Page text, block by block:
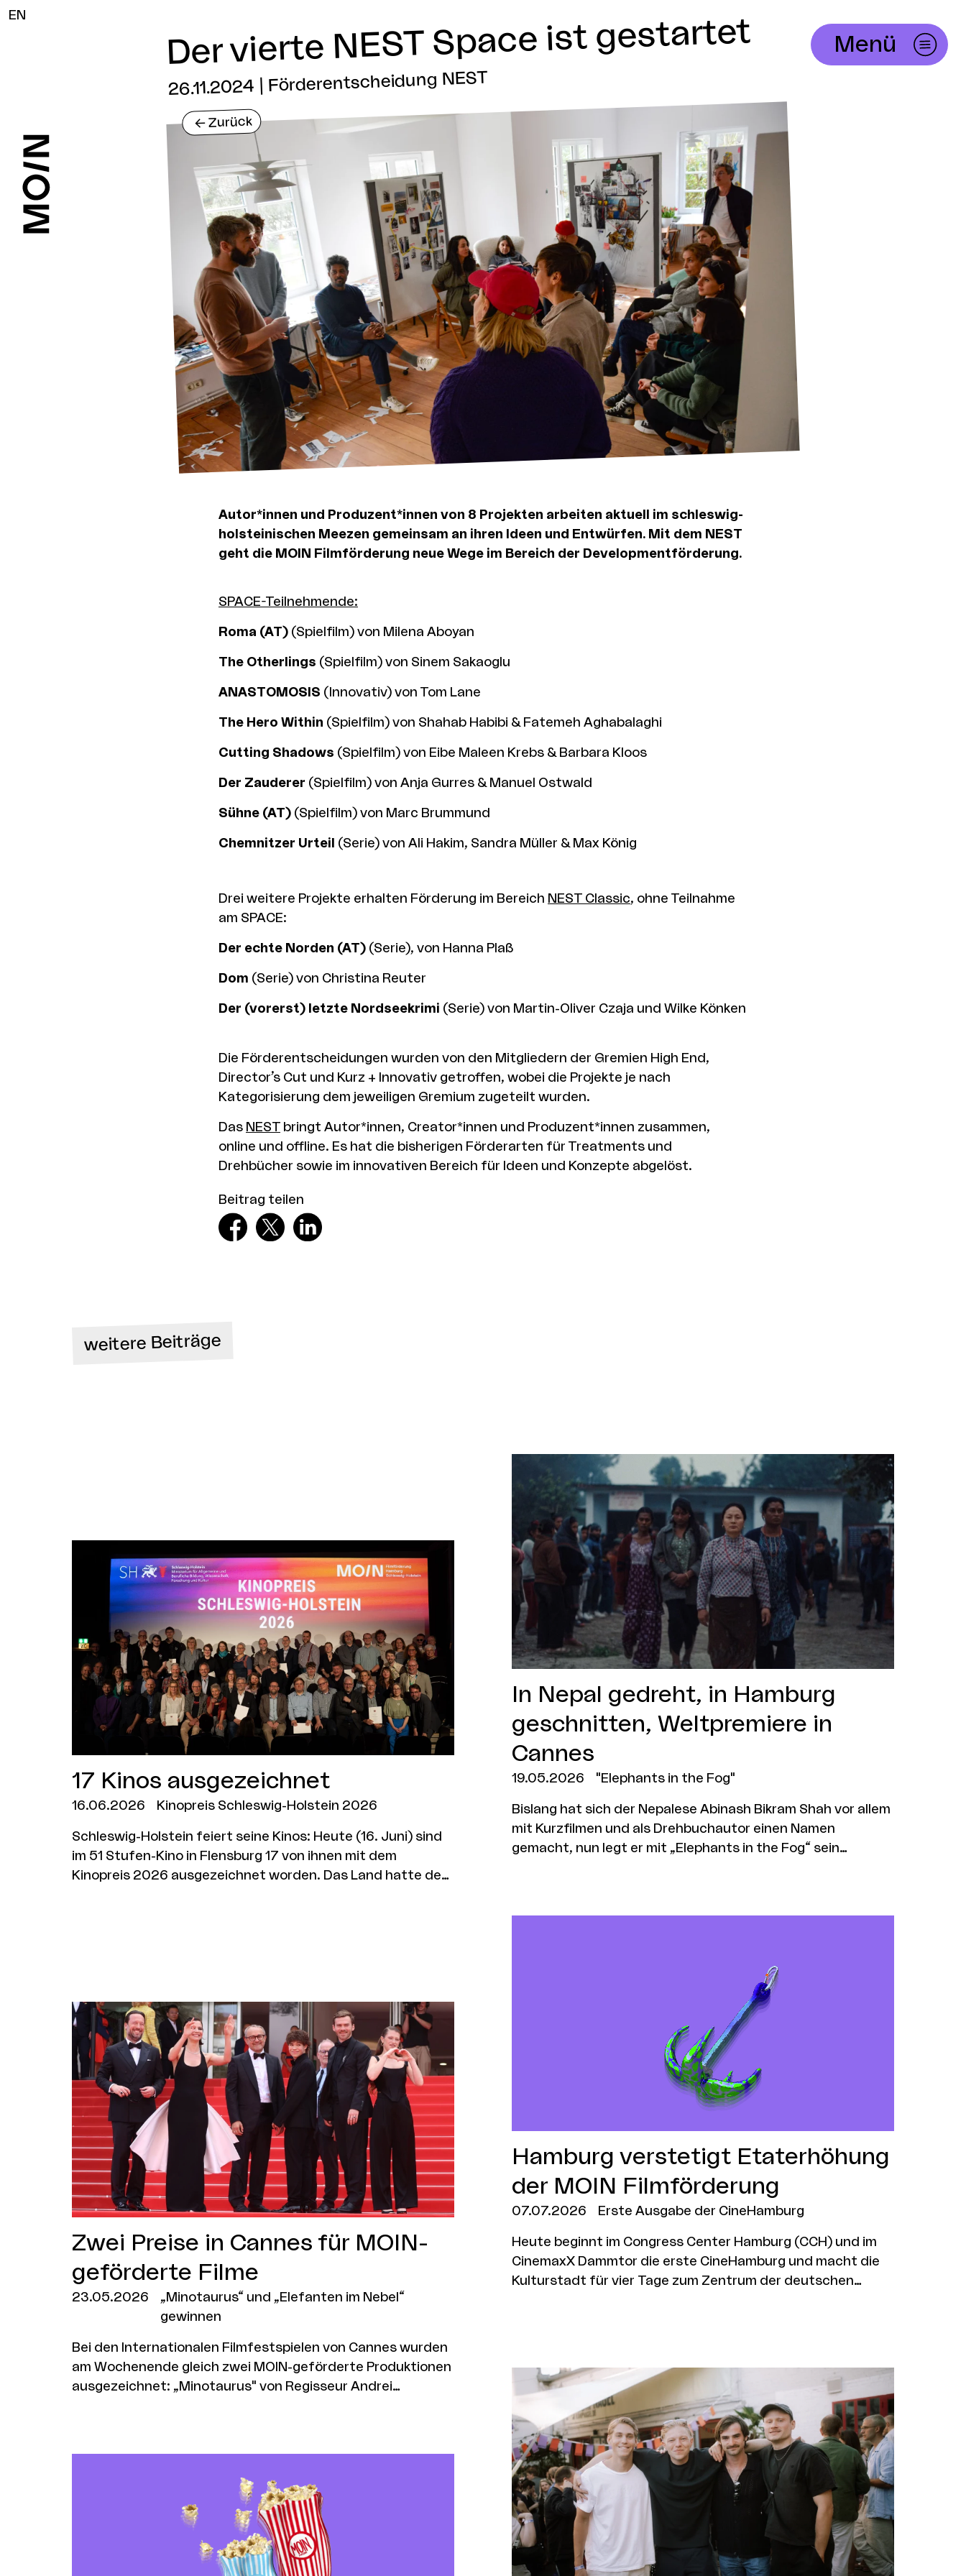
EN
Menü
Der vierte NEST Space ist gestartet
26.11.2024 | Förderentscheidung NEST
<- Zurück
Autor*innen und Produzent*innen von 8 Projekten arbeiten aktuell im schleswig-
holsteinischen Meezen gemeinsam an ihren Ideen und Entwürfen. Mit dem NEST
geht die MOIN Filmförderung neue Wege im Bereich der Developmentförderung.
SPACE-Teilnehmende:
Roma (AT) (Spielfilm) von Milena Aboyan
The Otherlings (Spielfilm) von Sinem Sakaoglu
ANASTOMOSIS (Innovativ) von Tom Lane
The Hero Within (Spielfilm) von Shahab Habibi & Fatemeh Aghabalaghi
Cutting Shadows (Spielfilm) von Eibe Maleen Krebs & Barbara Kloos
Der Zauderer (Spielfilm) von Anja Gurres & Manuel Ostwald
Sühne (AT) (Spielfilm) von Marc Brummund
Chemnitzer Urteil (Serie) von Ali Hakim, Sandra Müller & Max König
Drei weitere Projekte erhalten Förderung im Bereich NEST Classic, ohne Teilnahme
am SPACE:
Der echte Norden (AT) (Serie), von Hanna Plaß
Dom (Serie) von Christina Reuter
Der (vorerst) letzte Nordseekrimi (Serie) von Martin-Oliver Czaja und Wilke Könken
Die Förderentscheidungen wurden von den Mitgliedern der Gremien High End,
Director’s Cut und Kurz + Innovativ getroffen, wobei die Projekte je nach
Kategorisierung dem jeweiligen Gremium zugeteilt wurden.
Das NEST bringt Autor*innen, Creator*innen und Produzent*innen zusammen,
online und offline. Es hat die bisherigen Förderarten für Treatments und
Drehbücher sowie im innovativen Bereich für Ideen und Konzepte abgelöst.
Beitrag teilen
weitere Beiträge
17 Kinos ausgezeichnet
16.06.2026 Kinopreis Schleswig-Holstein 2026
Schleswig-Holstein feiert seine Kinos: Heute (16. Juni) sind
im 51 Stufen-Kino in Flensburg 17 von ihnen mit dem
Kinopreis 2026 ausgezeichnet worden. Das Land hatte den
In Nepal gedreht, in Hamburg
geschnitten, Weltpremiere in
Cannes
19.05.2026 "Elephants in the Fog"
Bislang hat sich der Nepalese Abinash Bikram Shah vor allem
mit Kurzfilmen und als Drehbuchautor einen Namen
gemacht, nun legt er mit „Elephants in the Fog“ sein
Zwei Preise in Cannes für MOIN-
geförderte Filme
23.05.2026
„Minotaurus“ und „Elefanten im Nebel“
gewinnen
Bei den Internationalen Filmfestspielen von Cannes wurden
am Wochenende gleich zwei MOIN-geförderte Produktionen
ausgezeichnet: „Minotaurus" von Regisseur Andrei
Hamburg verstetigt Etaterhöhung
der MOIN Filmförderung
07.07.2026 Erste Ausgabe der CineHamburg
Heute beginnt im Congress Center Hamburg (CCH) und im
CinemaxX Dammtor die erste CineHamburg und macht die
Kulturstadt für vier Tage zum Zentrum der deutschen
Branchentreff kann Hamburg zudem gute Nachrichten
verkünden: Der Entwurf des Senates zum kommenden
Doppelhaushalt 2027/28 sieht vor, die 2025 eingeführte
Etaterhöhung für die MOIN Filmförderung in Höhe von 5
Millionen Euro pro Jahr zu verstetigen.